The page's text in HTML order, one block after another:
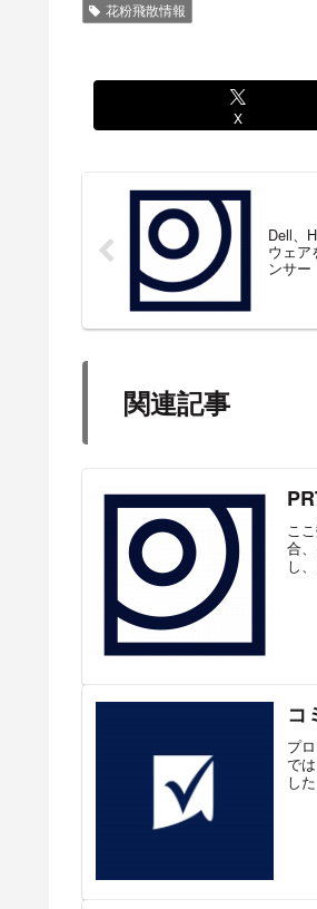
花粉飛散情報
X
Dell、
ウェア
ンサー
関連記事
こ
合
し
コ
プ
で
し